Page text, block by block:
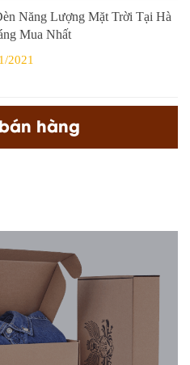
Năng Lượng Mặt Trời Tại Hà
Mua Nhất
2021
hàng